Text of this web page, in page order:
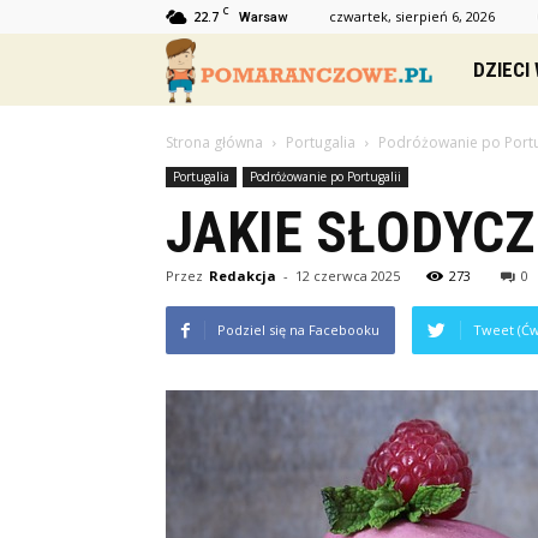
22.7 C Warsaw czwartek, sierpień 6, 2026
DZIECI
Strona główna Portugalia Podróżowanie po
Portugalia Podróżowanie po Portugalii
JAKIE
Przez Redakcja - 12 czerwca 2025 273 0
Podziel się na Facebooku Tweet